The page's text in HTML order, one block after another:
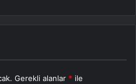
Gerekli alanlar * ile